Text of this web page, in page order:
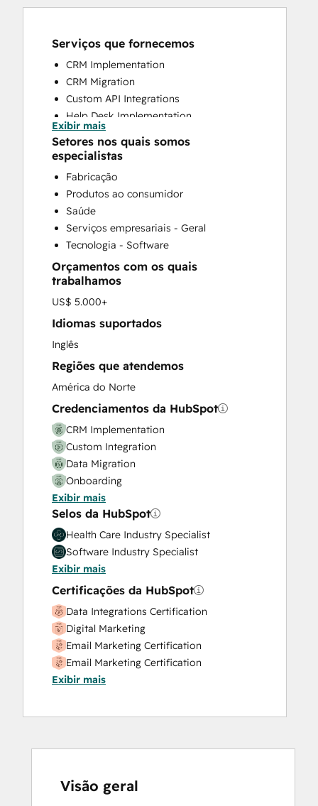
Serviços que fornecemos
CRM Implementation
CRM Migration
Custom API Integrations
Help Desk Implementation
HubSpot Onboarding
Programmable Automation
Sales and Marketing Alignment
Exibir mais
Setores nos quais somos
especialistas
Fabricação
Produtos ao consumidor
Saúde
Serviços empresariais - Geral
Tecnologia - Software
Orçamentos com os quais
trabalhamos
US$ 5.000+
Idiomas suportados
Inglês
Regiões que atendemos
América do Norte
Credenciamentos da HubSpot
CRM Implementation
Custom Integration
Data Migration
Onboarding
Solutions Architecture Design
Exibir mais
Selos da HubSpot
Health Care Industry Specialist
Software Industry Specialist
Exibir mais
Certificações da HubSpot
Data Integrations Certification
Digital Marketing
Email Marketing Certification
Email Marketing Certification
HubSpot Architecture I: Data Models and
HubSpot Architecture II: Content and
HubSpot Implementation for Partners
Certification
HubSpot Reporting
Exibir mais
Visão geral